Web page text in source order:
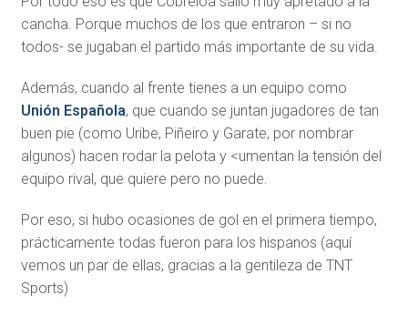
cancha. Porque muchos de los que entraron – si no
todos- se jugaban el partido más importante de su vida.
Además, cuando al frente tienes a un equipo como
Unión Española, que cuando se juntan jugadores de tan
buen pie (como Uribe, Piñeiro y Garate, por nombrar
algunos) hacen rodar la pelota y <umentan la tensión del
equipo rival, que quiere pero no puede.
Por eso, si hubo ocasiones de gol en el primera tiempo,
prácticamente todas fueron para los hispanos (aquí
vemos un par de ellas, gracias a la gentileza de TNT
Sports)